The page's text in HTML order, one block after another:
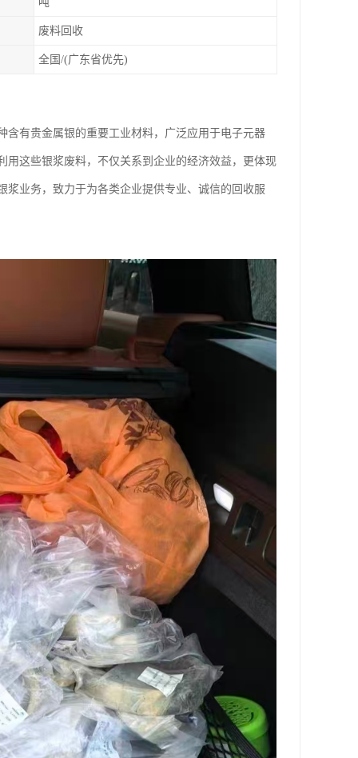
废料回收
全国/(广东省优先)
有贵金属银的重要工业材料，广泛应用于电子元器
这些银浆废料，不仅关系到企业的经济效益，更体现
浆业务，致力于为各类企业提供专业、诚信的回收服